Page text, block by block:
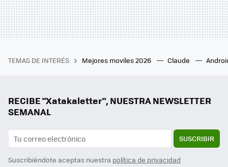
TEMAS DE INTERÉS Mejores moviles 2026 Claude
RECIBE "Xatakaletter", NUESTRA NEWSLETTER
SEMANAL
SUSCRIBIR
Suscribiéndote aceptas nuestra política de privacidad